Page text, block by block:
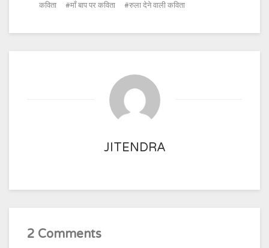
कविता
माँ बाप पर कविता रुला देने वाली कविता
JITENDRA
2 Comments